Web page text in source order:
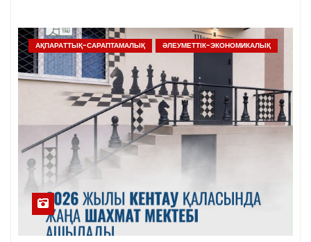
АҚПАРАТТЫҚ-САРАПТАМАЛЫҚ ӘЛЕУМЕТТІК-ЭКОНОМИКАЛЫҚ